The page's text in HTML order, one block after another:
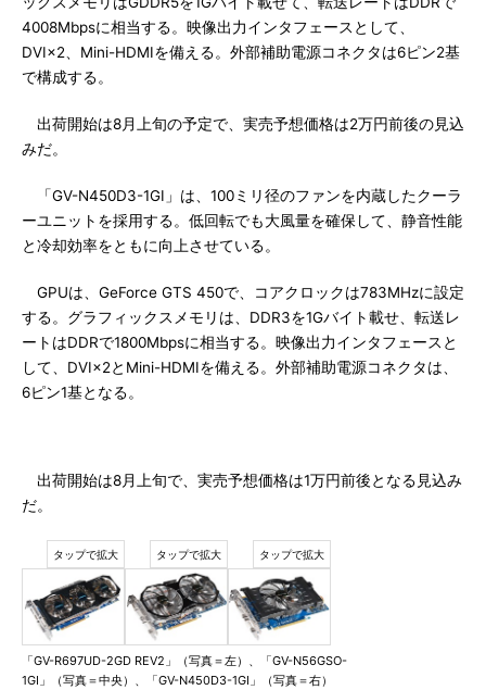
4008Mbpsに相当する。映像出力インタフェースとして、
DVI×2、Mini-HDMIを備える。外部補助電源コネクタは6ピン2基
で構成する。
出荷開始は8月上旬の予定で、実売予想価格は2万円前後の見込
みだ。
「GV-N450D3-1GI」は、100ミリ径のファンを内蔵したクーラ
ーユニットを採用する。低回転でも大風量を確保して、静音性能
と冷却効率をともに向上させている。
GPUは、GeForce GTS 450で、コアクロックは783MHzに設定
する。グラフィックスメモリは、DDR3を1Gバイト載せ、転送レ
ートはDDRで1800Mbpsに相当する。映像出力インタフェースと
して、DVI×2とMini-HDMIを備える。外部補助電源コネクタは、
6ピン1基となる。
出荷開始は8月上旬で、実売予想価格は1万円前後となる見込み
だ。
「GV-R697UD-2GD REV2」（写真＝左）、「GV-N56GSO-
1GI」（写真＝中央）、「GV-N450D3-1GI」（写真＝右）